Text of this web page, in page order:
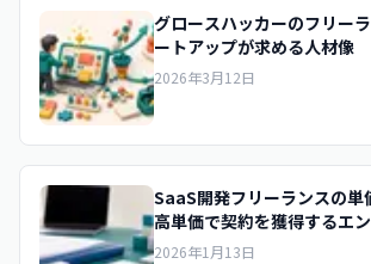
グロースハッカーのフリー
ートアップが求める人材像
2026年3月12日
SaaS開発フリーランスの単
高単価で契約を獲得するエ
2026年1月13日